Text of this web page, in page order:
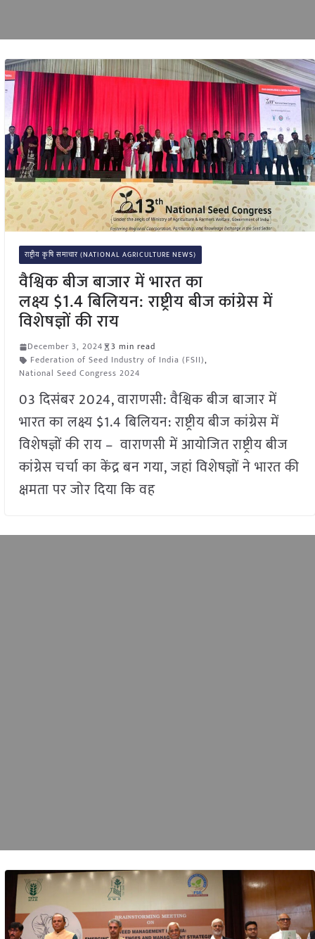
राष्ट्रीय कृषि समाचार (NATIONAL AGRICULTURE NEWS)
वैश्विक बीज बाजार में भारत का
लक्ष्य $1.4 बिलियन: राष्ट्रीय बीज कांग्रेस में
विशेषज्ञों की राय
December 3, 2024
3 min read
Federation of Seed Industry of India (FSII),
National Seed Congress 2024
03 दिसंबर 2024, वाराणसी: वैश्विक बीज बाजार में
भारत का लक्ष्य $1.4 बिलियन: राष्ट्रीय बीज कांग्रेस में
विशेषज्ञों की राय – वाराणसी में आयोजित राष्ट्रीय बीज
कांग्रेस चर्चा का केंद्र बन गया, जहां विशेषज्ञों ने भारत की
क्षमता पर जोर दिया कि वह